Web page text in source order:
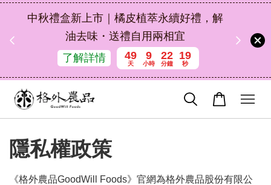
中秋禮盒新上市｜橘皮植萃永續好禮，解
油去味・送禮自用兩相宜
了解詳情
49
天
9
小時
22
分鐘
19
秒
隱私權政策
《格外農品GoodWill Foods》官網為格外農品股份有限公